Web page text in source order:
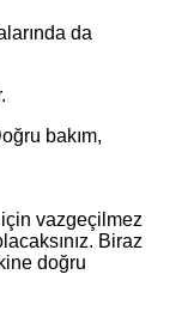
da
bakım,
için vazgeçilmez
Biraz
doğru